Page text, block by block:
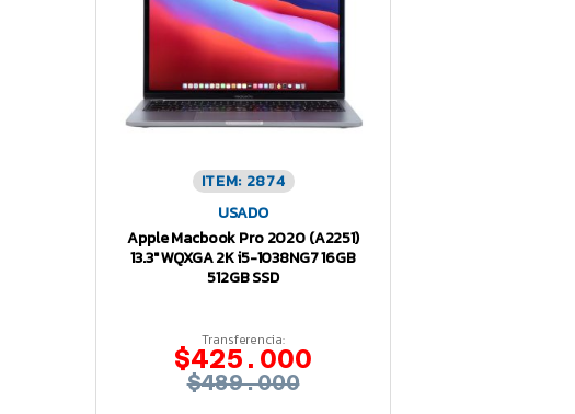
ITEM: 2874
USADO
Apple Macbook Pro 2020 (A2251)
13.3″ WQXGA 2K i5-1038NG7 16GB
512GB SSD
Transferencia:
$425.000
$489.000